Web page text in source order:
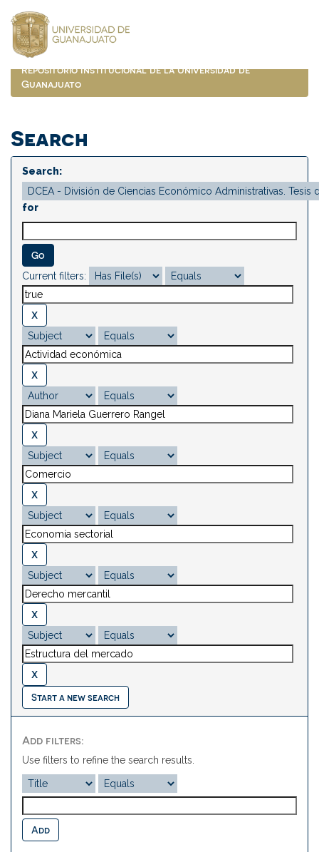
navigation
Repositorio Institucional de la Universidad de
Guanajuato
Search
Search:
for
Current filters:
Start a new search
Add filters:
Use filters to refine the search results.